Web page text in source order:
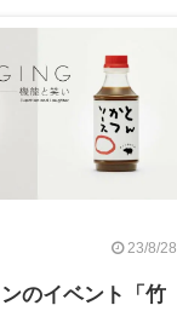
23/8/28
のイベント「竹